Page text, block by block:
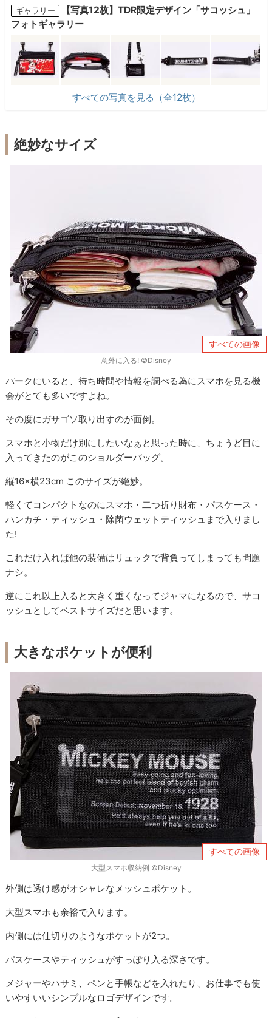
ギャラリー
【写真12枚】TDR限定デザイン「サコッシュ」
フォトギャラリー
すべての写真を見る（全12枚）
絶妙なサイズ
すべての画像
意外に入る! ©Disney
パークにいると、待ち時間や情報を調べる為にスマホを見る機
会がとても多いですよね。
その度にガサゴソ取り出すのが面倒。
スマホと小物だけ別にしたいなぁと思った時に、ちょうど目に
入ってきたのがこのショルダーバッグ。
縦16×横23cm このサイズが絶妙。
軽くてコンパクトなのにスマホ・二つ折り財布・パスケース・
ハンカチ・ティッシュ・除菌ウェットティッシュまで入りまし
た!
これだけ入れば他の装備はリュックで背負ってしまっても問題
ナシ。
逆にこれ以上入ると大きく重くなってジャマになるので、サコ
ッシュとしてベストサイズだと思います。
大きなポケットが便利
すべての画像
大型スマホ収納例 ©Disney
外側は透け感がオシャレなメッシュポケット。
大型スマホも余裕で入ります。
内側には仕切りのようなポケットが2つ。
パスケースやティッシュがすっぽり入る深さです。
メジャーやハサミ、ペンと手帳などを入れたり、お仕事でも使
いやすいいシンプルなロゴデザインです。